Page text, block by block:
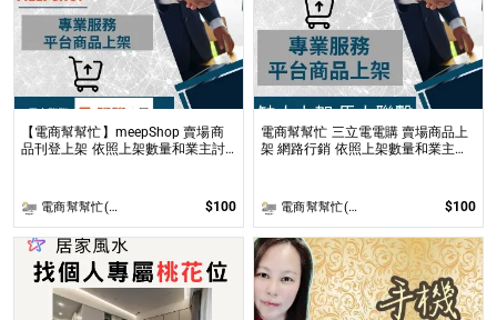
【電商幫幫忙】meepShop 賣場商
品刊登上架 依照上架數量和業主討
電商幫幫忙(電商平台代營運/電商上架/運營策略/網路行銷) $100
電商幫幫忙 三立電電購 賣場商品上
架 網路行銷 依照上架數量和業主討
電商幫幫忙(電商平台代營運/電商上架/運營策略/網路行銷) $100